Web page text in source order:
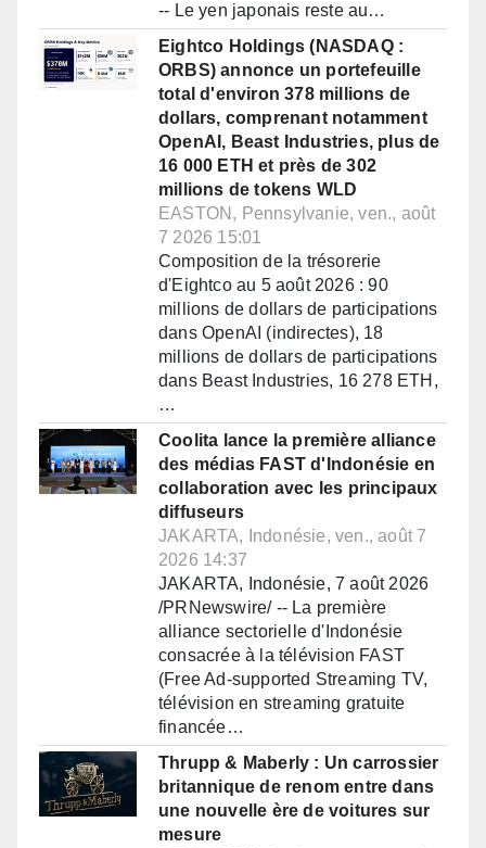
-- Le yen japonais reste au…
Eightco Holdings (NASDAQ :
ORBS) annonce un portefeuille
total d'environ 378 millions de
dollars, comprenant notamment
OpenAI, Beast Industries, plus de
16 000 ETH et près de 302
millions de tokens WLD
EASTON, Pennsylvanie, ven., août
7 2026 15:01
Composition de la trésorerie
d'Eightco au 5 août 2026 : 90
millions de dollars de participations
dans OpenAI (indirectes), 18
millions de dollars de participations
dans Beast Industries, 16 278 ETH,
…
Coolita lance la première alliance
des médias FAST d'Indonésie en
collaboration avec les principaux
diffuseurs
JAKARTA, Indonésie, ven., août 7
2026 14:37
JAKARTA, Indonésie, 7 août 2026
/PRNewswire/ -- La première
alliance sectorielle d'Indonésie
consacrée à la télévision FAST
(Free Ad-supported Streaming TV,
télévision en streaming gratuite
financée…
Thrupp & Maberly : Un carrossier
britannique de renom entre dans
une nouvelle ère de voitures sur
mesure